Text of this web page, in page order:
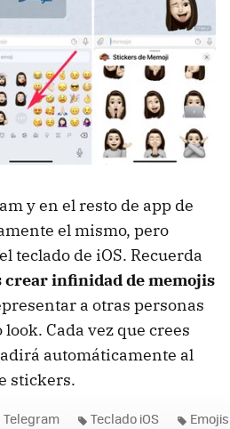
y en el resto de app de
el mismo, pero
teclado de iOS. Recuerda
crear infinidad de memojis
a otras personas
Cada vez que crees
automáticamente al
stickers.
Telegram Teclado iOS Emojis